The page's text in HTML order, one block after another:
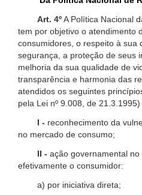
Art. 4ºA Política Nacional
tem por objetivo o atendimento
consumidores, o respeito à sua
segurança, a proteção de seus
melhoria da sua qualidade de
transparência e harmonia das
atendidos os seguintes
pela Lei nº 9.008, de 21.3.1995)
I - reconhecimento da
no mercado de consumo;
II - ação governamental
efetivamente o consumidor:
a) por iniciativa direta;